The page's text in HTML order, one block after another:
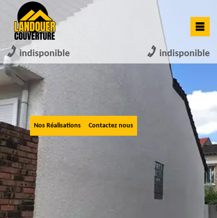
indisponible indisponible
Nos Réalisations Contactez nous